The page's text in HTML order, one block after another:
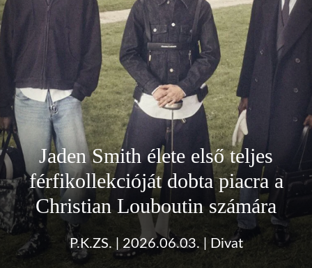
Jaden Smith élete első teljes
férfikollekcióját dobta piacra a
Christian Louboutin számára
P.K.ZS. 2026.06.03. Divat